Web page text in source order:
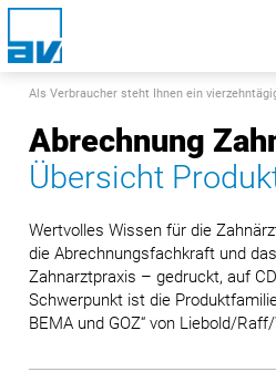
Als Verbraucher steht Ihnen ein
Abrechnung
Übersicht
Wertvolles Wissen für die
die Abrechnungsfachkraft und
Zahnarztpraxis – gedruckt, auf
Schwerpunkt ist die
BEMA und GOZ“ von Liebold/